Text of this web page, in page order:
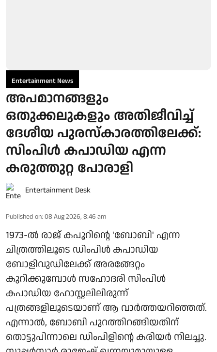
Entertainment News
അപമാനങ്ങളും
ഒതുക്കലുകളും അതിജീവിച്ച്
ദേശീയ പുരസ്‌കാരത്തിലേക്ക്:
സിംപിള്‍ കപാഡിയ എന്ന
കരുത്തുറ്റ പോരാളി
Entertainment Desk
Published on: 08 Aug 2026, 8:46 am
1973-ല്‍ രാജ് കപൂറിന്റെ 'ബോബി' എന്ന
ചിത്രത്തിലൂടെ ഡിംപിള്‍ കപാഡിയ
ബോളിവുഡിലേക്ക് അരങ്ങേറ്റം
കുറിക്കുമ്പോള്‍ സഹോദരി സിംപിള്‍
കപാഡിയ ഹോസ്റ്റലിലിരുന്ന്
പത്രങ്ങളിലൂടെയാണ് ആ വാര്‍ത്തയറിഞ്ഞത്.
എന്നാല്‍, ബോബി പുറത്തിറങ്ങിയതിന്
തൊട്ടുപിന്നാലെ ഡിംപിളിന്റെ കരിയര്‍ നിലച്ചു.